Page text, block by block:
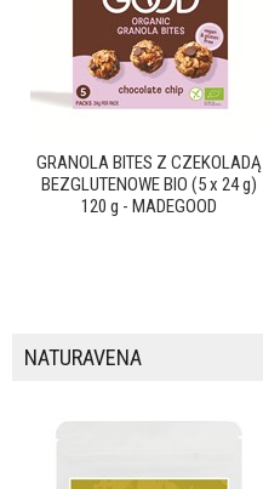
GRANOLA BITES Z CZEKOLADĄ
BEZGLUTENOWE BIO (5 x 24 g)
120 g - MADEGOOD
NATURAVENA